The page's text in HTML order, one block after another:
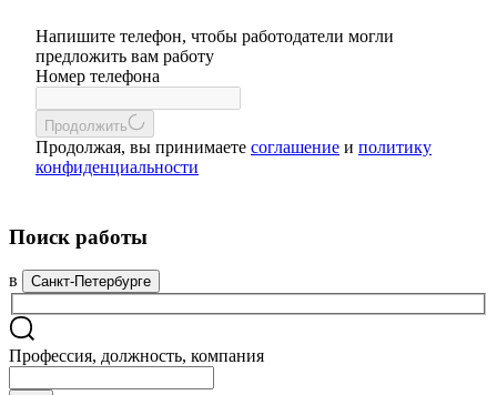
Напишите телефон, чтобы работодатели могли
предложить вам работу
Номер телефона
Продолжить
Продолжая, вы принимаете соглашение и политику
конфиденциальности
Поиск работы
в Санкт-Петербурге
Профессия, должность, компания